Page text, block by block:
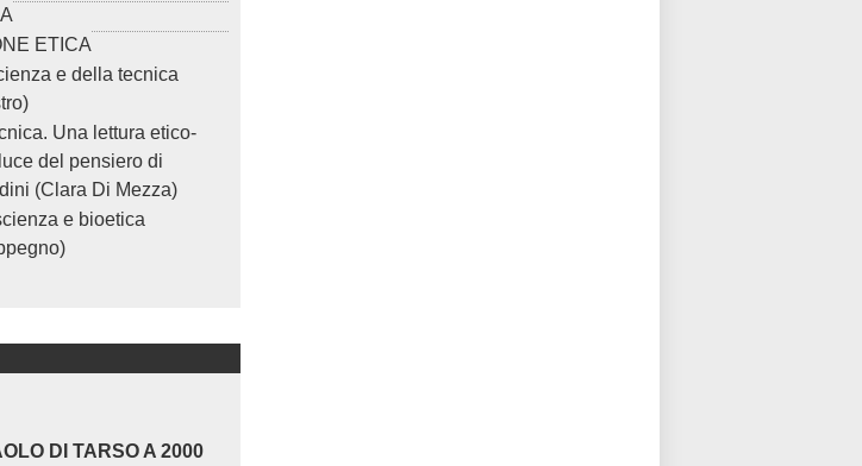
ETICA
e della tecnica
Una lettura etico-
del pensiero di
(Clara Di Mezza)
e bioetica
DI TARSO A 2000